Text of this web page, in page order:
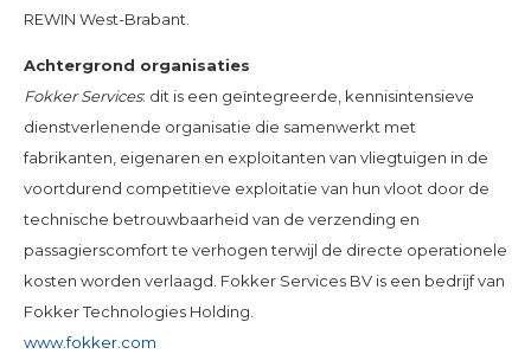
REWIN West-Brabant.
Achtergrond organisaties
Fokker Services: dit is een geïntegreerde, kennisintensieve
dienstverlenende organisatie die samenwerkt met
fabrikanten, eigenaren en exploitanten van vliegtuigen in de
voortdurend competitieve exploitatie van hun vloot door de
technische betrouwbaarheid van de verzending en
passagierscomfort te verhogen terwijl de directe operationele
kosten worden verlaagd. Fokker Services BV is een bedrijf van
Fokker Technologies Holding.
www.fokker.com